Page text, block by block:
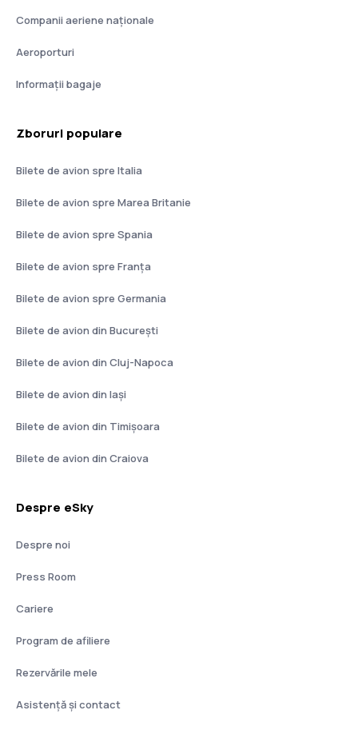
Companii aeriene naţionale
Aeroporturi
Informații bagaje
Zboruri populare
Bilete de avion spre Italia
Bilete de avion spre Marea Britanie
Bilete de avion spre Spania
Bilete de avion spre Franţa
Bilete de avion spre Germania
Bilete de avion din București
Bilete de avion din Cluj-Napoca
Bilete de avion din Iași
Bilete de avion din Timișoara
Bilete de avion din Craiova
Despre eSky
Despre noi
Press Room
Cariere
Program de afiliere
Rezervările mele
Asistenţă şi contact